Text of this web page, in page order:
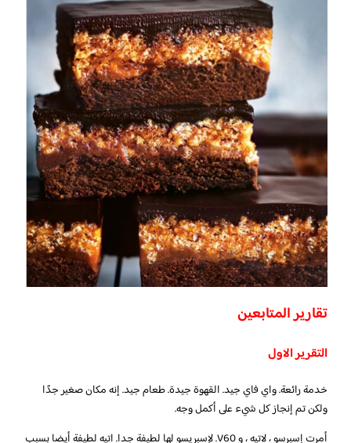
تقارير المتابعين
التقرير الاول
خدمة رائعة. واي فاي جيد. القهوة جيدة. طعام جيد. إنه مكان صغير جدًا
ولكن تم إنجاز كل شيء على أكمل وجه.
أمرت إسبرسو ، لاتيه ، و V60. لإسبريسو لها لطيفة جدا. اتيه لطيفة أيضا بسبب